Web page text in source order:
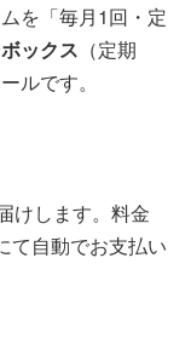
を「毎月1回・定
ックス （定期
ルです。
けします。料金
て自動でお支払い